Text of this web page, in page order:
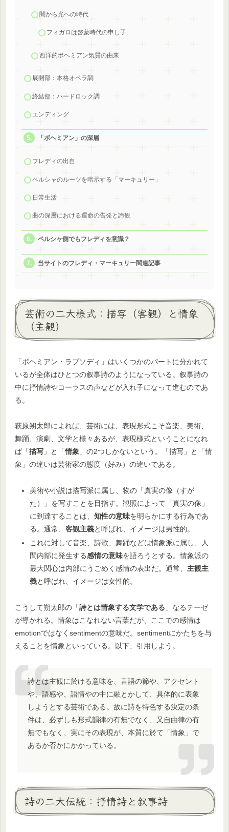
闇から光への時代
フィガロは啓蒙時代の申し子
西洋的ボヘミアン気質の由来
展開部：本格オペラ調
終結部：ハードロック調
エンディング
「ボヘミアン」の深層
フレディの出自
ペルシャのルーツを暗示する「マーキュリー」
日常生活
曲の深層における運命の告発と諦観
ペルシャ側でもフレディを意識？
当サイトのフレディ・マーキュリー関連記事
芸術の二大様式：描写（客観）と情象
（主観）
「ボヘミアン・ラプソディ」はいくつかのパートに分かれて
いるが全体はひとつの叙事詩のようになっている。叙事詩の
中に抒情詩やコーラスの声などが入れ子になって進むのであ
る。
萩原朔太郎によれば、芸術には、表現形式こそ音楽、美術、
舞踊、演劇、文学と様々あるが、表現様式ということになれ
ば「描写 」と「情象 」の2つしかないという。「描写」と「情
象」の違いは芸術家の態度（好み）の違いである。
美術や小説は描写派に属し、物の「真実の像（すが
た）」を写すことを目指す。観照によって「真実の像」
に到達することは、 知性の意味を明らかにする行為であ
る。通常、 客観主義と呼ばれ、イメージは男性的。
これに対して音楽、詩歌、舞踊などは情象派に属し、人
間内部に発生する感情の意味を語ろうとする。情象派の
最大関心は内部にうごめく感情の表出だ。通常、 主観主
義と呼ばれ、イメージは女性的。
こうして朔太郎の「詩とは情象する文学である 」なるテーゼ
が導かれる。情象はこなれない言葉だが、ここでの感情は
emotionではなくsentimentの意味だ。sentimentにかたちを与
えることを情象といっている。以下、引用しよう。
詩とは主観に於ける意味を、言語の節や、アクセント
や、語感や、語情やの中に融とかして、具体的に表象
しようとする芸術である。故に詩を特色する決定の条
件は、必ずしも形式韻律の有無でなく、又自由律の有
無でもなく、実にその表現が、本質に於て「情象」で
あるか否かにかかっている。
詩の二大伝統：抒情詩と叙事詩